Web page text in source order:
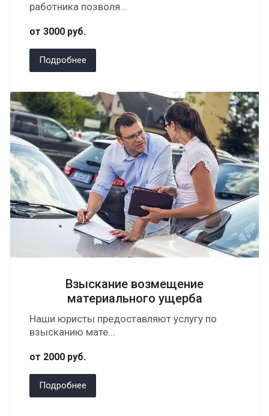
работника позволя...
от 3000 руб.
Подробнее
Взыскание возмещение
материального ущерба
Наши юристы предоставляют услугу по
взысканию мате...
от 2000 руб.
Подробнее